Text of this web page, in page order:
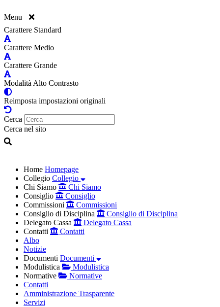
Menu
Carattere Standard
Carattere Medio
Carattere Grande
Modalità Alto Contrasto
Reimposta impostazioni originali
Cerca
Cerca nel sito
Home Homepage
Collegio Collegio
Chi Siamo
Chi Siamo
Consiglio
Consiglio
Commissioni
Commissioni
Consiglio di Disciplina
Consiglio di Disciplina
Delegato Cassa
Delegato Cassa
Contatti
Contatti
Albo
Notizie
Documenti Documenti
Modulistica
Modulistica
Normative
Normative
Contatti
Amministrazione Trasparente
Servizi